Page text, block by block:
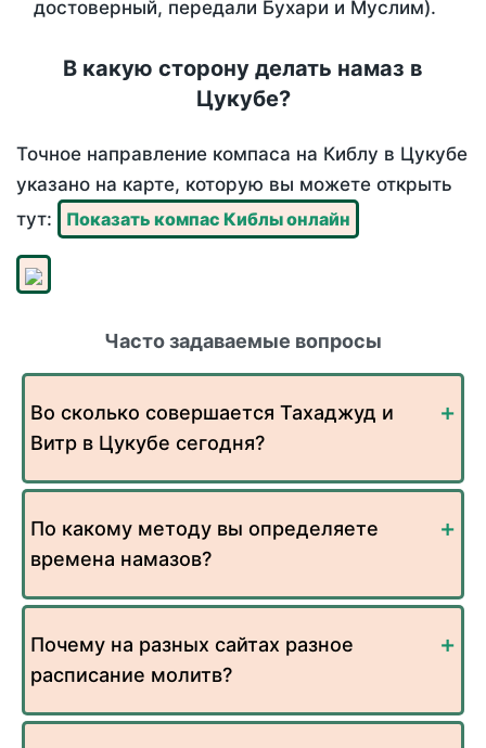
достоверный, передали Бухари и Муслим).
В какую сторону делать намаз в
Цукубе?
Точное направление компаса на Киблу в Цукубе
указано на карте, которую вы можете открыть
тут:
Показать компас Киблы онлайн
Часто задаваемые вопросы
Во сколько совершается Тахаджуд и
Витр в Цукубе сегодня?
По какому методу вы определяете
времена намазов?
Почему на разных сайтах разное
расписание молитв?